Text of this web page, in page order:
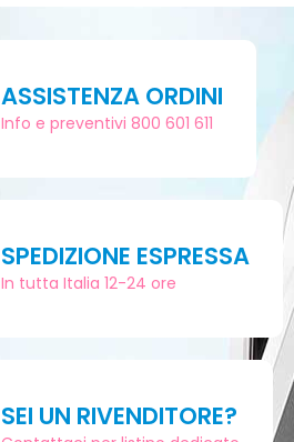
ASSISTENZA ORDINI
Info e preventivi 800 601 611
SPEDIZIONE ESPRESSA
In tutta Italia 12-24 ore
SEI UN RIVENDITORE?